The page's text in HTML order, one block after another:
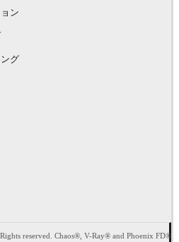
ン
グ
reserved. Chaos®, V-Ray® and Phoenix FD®